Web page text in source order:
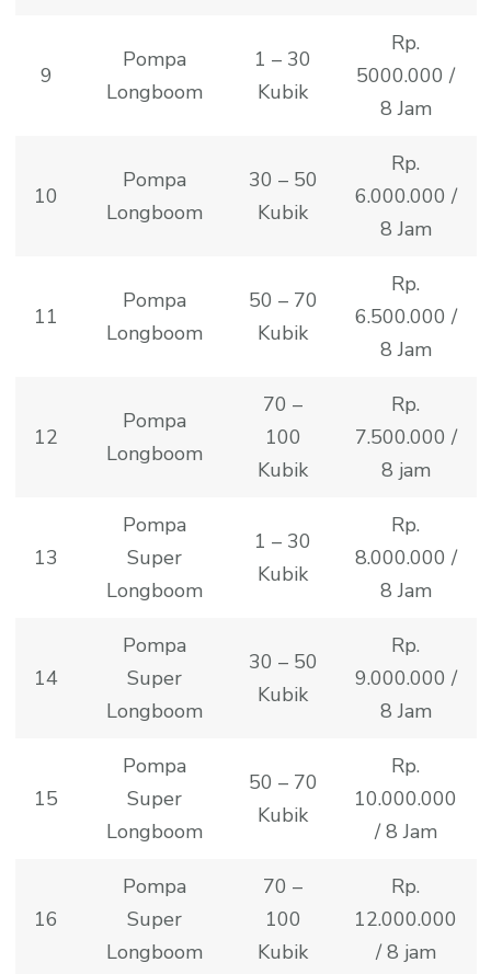
9
Pompa
Longboom
1 – 30
Kubik
Rp.
5000.000 /
8 Jam
10
Pompa
Longboom
30 – 50
Kubik
Rp.
6.000.000 /
8 Jam
11
Pompa
Longboom
50 – 70
Kubik
Rp.
6.500.000 /
8 Jam
12
Pompa
Longboom
70 –
100
Kubik
Rp.
7.500.000 /
8 jam
13
Pompa
Super
Longboom
1 – 30
Kubik
Rp.
8.000.000 /
8 Jam
14
Pompa
Super
Longboom
30 – 50
Kubik
Rp.
9.000.000 /
8 Jam
15
Pompa
Super
Longboom
50 – 70
Kubik
Rp.
10.000.000
/ 8 Jam
16
Pompa
Super
Longboom
70 –
100
Kubik
Rp.
12.000.000
/ 8 jam